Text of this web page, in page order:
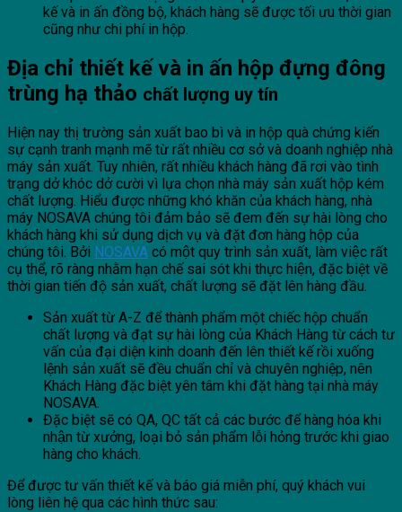
kế và in ấn đồng bộ, khách hàng sẽ được tối ưu thời gian
cũng như chi phí in hộp.
Địa chỉ thiết kế và in ấn hộp đựng đông
trùng hạ thảo chất lượng uy tín
Hiện nay thị trường sản xuất bao bì và in hộp quà chứng kiến
sự cạnh tranh mạnh mẽ từ rất nhiều cơ sở và doanh nghiệp nhà
máy sản xuất. Tuy nhiên, rất nhiều khách hàng đã rơi vào tình
trạng dở khóc dở cười vì lựa chọn nhà máy sản xuất hộp kém
chất lượng. Hiểu được những khó khăn của khách hàng, nhà
máy NOSAVA chúng tôi đảm bảo sẽ đem đến sự hài lòng cho
khách hàng khi sử dụng dịch vụ và đặt đơn hàng hộp của
chúng tôi. Bởi NOSAVA có một quy trình sản xuất, làm việc rất
cụ thể, rõ ràng nhằm hạn chế sai sót khi thực hiện, đặc biệt về
thời gian tiến độ sản xuất, chất lượng sẽ đặt lên hàng đầu.
Sản xuất từ A-Z để thành phẩm một chiếc hộp chuẩn
chất lượng và đạt sự hài lòng của Khách Hàng từ cách tư
vấn của đại diện kinh doanh đến lên thiết kế rồi xuống
lệnh sản xuất sẽ đều chuẩn chỉ và chuyên nghiệp, nên
Khách Hàng đặc biệt yên tâm khi đặt hàng tại nhà máy
NOSAVA.
Đặc biệt sẽ có QA, QC tất cả các bước để hàng hóa khi
nhận từ xưởng, loại bỏ sản phẩm lỗi hỏng trước khi giao
hàng cho khách.
Để được tư vấn thiết kế và báo giá miễn phí, quý khách vui
lòng liên hệ qua các hình thức sau: